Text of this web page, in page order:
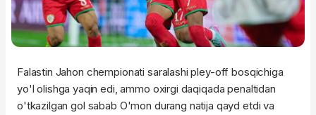
Falastin Jahon chempionati saralashi pley-off bosqichiga
yo'l olishga yaqin edi, ammo oxirgi daqiqada penaltidan
o'tkazilgan gol sabab O'mon durang natija qayd etdi va